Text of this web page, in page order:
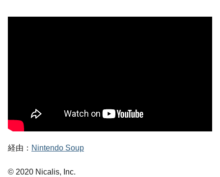
経由： Nintendo Soup
© 2020 Nicalis, Inc.